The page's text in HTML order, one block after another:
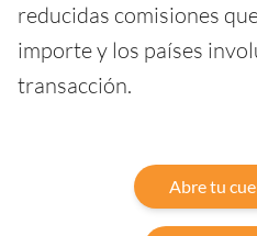
reducidas comisiones
importe y los países
transacción.
Abre tu